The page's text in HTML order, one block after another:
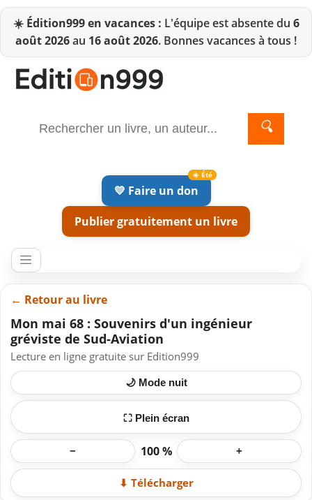
☀️ Édition999 en vacances : L'équipe est absente du 6
août 2026au 16 août 2026. Bonnes vacances à tous !
🔍
💛 Faire un don
Publier gratuitement un livre
← Retour au livre
Mon mai 68 : Souvenirs d'un ingénieur
gréviste de Sud-Aviation
Lecture en ligne gratuite sur Edition999
🌙 Mode nuit
⛶ Plein écran
− 100 % +
⬇ Télécharger